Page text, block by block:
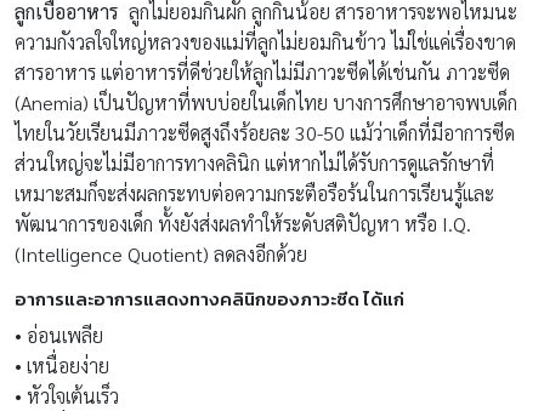
ลูกเบื่ออาหาร ลูกไม่ยอมกินผัก ลูกกินน้อย สารอาหารจะพอไหมนะ
ความกังวลใจใหญ่หลวงของแม่ที่ลูกไม่ยอมกินข้าว ไม่ใช่แค่เรื่องขาด
สารอาหาร แต่อาหารที่ดีช่วยให้ลูกไม่มีภาวะซีดได้เช่นกัน ภาวะซีด
(Anemia) เป็นปัญหาที่พบบ่อยในเด็กไทย บางการศึกษาอาจพบเด็ก
ไทยในวัยเรียนมีภาวะซีดสูงถึงร้อยละ 30-50 แม้ว่าเด็กที่มีอาการซีด
ส่วนใหญ่จะไม่มีอาการทางคลินิก แต่หากไม่ได้รับการดูแลรักษาที่
เหมาะสมก็จะส่งผลกระทบต่อความกระตือรือร้นในการเรียนรู้และ
พัฒนาการของเด็ก ทั้งยังส่งผลทำให้ระดับสติปัญหา หรือ I.Q.
(Intelligence Quotient) ลดลงอีกด้วย
อาการและอาการแสดงทางคลินิกของภาวะซีด ได้แก่
• อ่อนเพลีย
• เหนื่อยง่าย
• หัวใจเต้นเร็ว